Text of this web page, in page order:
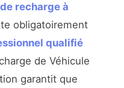
recharge à
obligatoirement
qualifié
de Véhicule
garantit que